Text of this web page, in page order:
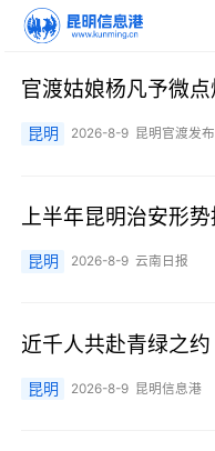
官渡姑娘杨凡予微
昆明 2026-8-9 昆明官渡发布
上半年昆明治安形
昆明 2026-8-9 云南日报
近千人共赴青绿之约
昆明 2026-8-9 昆明信息港